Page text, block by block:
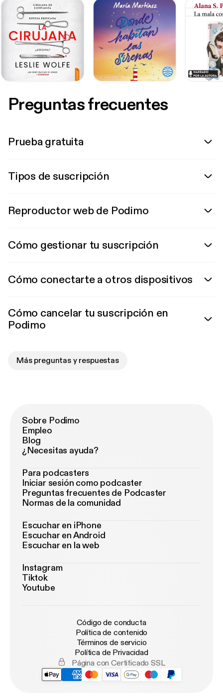
Preguntas frecuentes
Prueba gratuita
Tipos de suscripción
Reproductor web de Podimo
Cómo gestionar tu suscripción
Cómo conectarte a otros dispositivos
Cómo cancelar tu suscripción en
Podimo
Más preguntas y respuestas
Sobre Podimo
Empleo
Blog
¿Necesitas ayuda?
Para podcasters
Iniciar sesión como podcaster
Preguntas frecuentes de Podcaster
Normas de la comunidad
Escuchar en iPhone
Escuchar en Android
Escuchar en la web
Instagram
Tiktok
Youtube
Código de conducta
Política de contenido
Términos de servicio
Política de Privacidad
Página con Certificado SSL